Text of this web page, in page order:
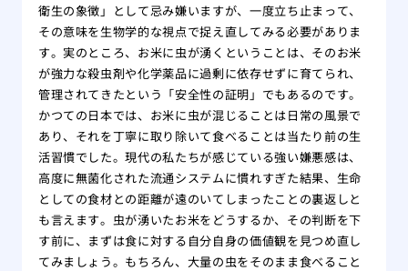
衛生の象徴」として忌み嫌いますが、一度立ち止まって、
その意味を生物学的な視点で捉え直してみる必要がありま
す。実のところ、お米に虫が湧くということは、そのお米
が強力な殺虫剤や化学薬品に過剰に依存せずに育てられ、
管理されてきたという「安全性の証明」でもあるのです。
かつての日本では、お米に虫が混じることは日常の風景で
あり、それを丁寧に取り除いて食べることは当たり前の生
活習慣でした。現代の私たちが感じている強い嫌悪感は、
高度に無菌化された流通システムに慣れすぎた結果、生命
としての食材との距離が遠のいてしまったことの裏返しと
も言えます。虫が湧いたお米をどうするか、その判断を下
す前に、まずは食に対する自分自身の価値観を見つめ直し
てみましょう。もちろん、大量の虫をそのまま食べること